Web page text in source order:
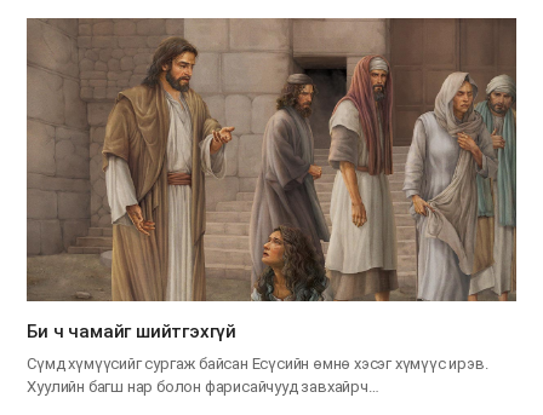
Би ч чамайг шийтгэхгүй
Сүмд хүмүүсийг сургаж байсан Есүсийн өмнө хэсэг хүмүүс ирэв.
Хуулийн багш нар болон фарисайчууд завхайрч…